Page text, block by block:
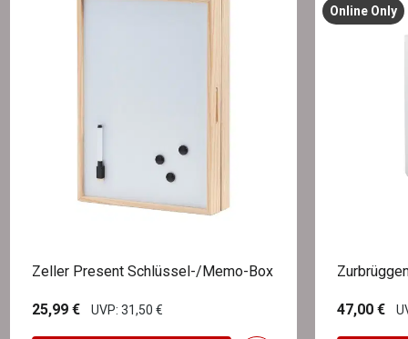
Zeller Present Schlüssel-/Memo-Box
25,99 € UVP: 31,50 €
Online Only
47,00 €